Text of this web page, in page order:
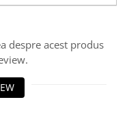
despre acest produs